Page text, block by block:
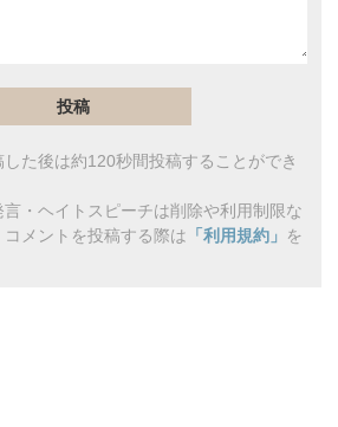
た後は約120秒間投稿することができ
・ヘイトスピーチは削除や利用制限な
メントを投稿する際は 「利用規約」 を